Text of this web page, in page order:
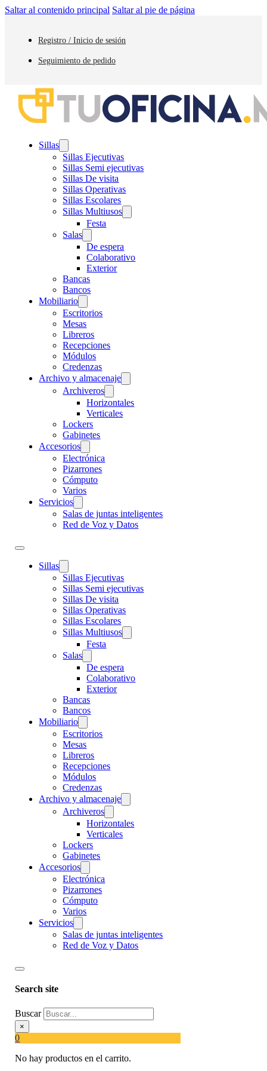
Saltar al contenido principal Saltar al pie de página
Registro / Inicio de sesión
Seguimiento de pedido
Sillas
Sillas Ejecutivas
Sillas Semi ejecutivas
Sillas De visita
Sillas Operativas
Sillas Escolares
Sillas Multiusos
Festa
Salas
De espera
Colaborativo
Exterior
Bancas
Bancos
Mobiliario
Escritorios
Mesas
Libreros
Recepciones
Módulos
Credenzas
Archivo y almacenaje
Archiveros
Horizontales
Verticales
Lockers
Gabinetes
Accesorios
Electrónica
Pizarrones
Cómputo
Varios
Servicios
Salas de juntas inteligentes
Red de Voz y Datos
Sillas
Sillas Ejecutivas
Sillas Semi ejecutivas
Sillas De visita
Sillas Operativas
Sillas Escolares
Sillas Multiusos
Festa
Salas
De espera
Colaborativo
Exterior
Bancas
Bancos
Mobiliario
Escritorios
Mesas
Libreros
Recepciones
Módulos
Credenzas
Archivo y almacenaje
Archiveros
Horizontales
Verticales
Lockers
Gabinetes
Accesorios
Electrónica
Pizarrones
Cómputo
Varios
Servicios
Salas de juntas inteligentes
Red de Voz y Datos
Search site
Buscar
×
0
No hay productos en el carrito.